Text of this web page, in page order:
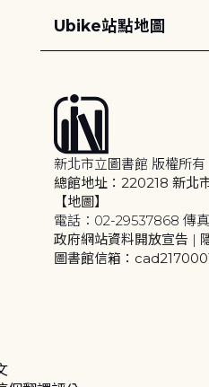
Ubike站點地圖
新北市立圖書館 版權所有
總館地址：220218 新北
【地圖】
電話：02-29537868 傳
政府網站資料開放宣告 |
圖書館信箱：